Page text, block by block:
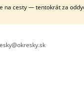
na cesty — tentokrát za